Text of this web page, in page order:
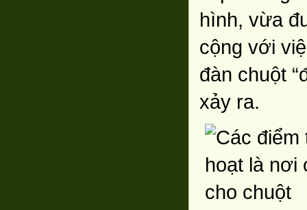
hình, vừa
cộng với
đàn chuột
xảy ra.